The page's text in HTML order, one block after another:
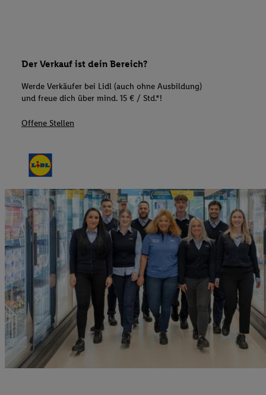
Der Verkauf ist dein Bereich?
Werde Verkäufer bei Lidl (auch ohne Ausbildung)
und freue dich über mind. 15 € / Std.*!
Offene Stellen